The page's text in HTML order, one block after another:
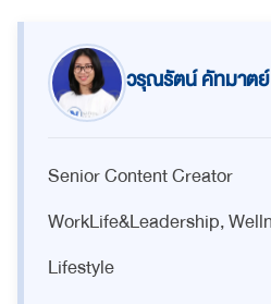
วรุณรัตน์ คัทมาตย์
Senior Content Creator
WorkLife&Leadership,
Lifestyle